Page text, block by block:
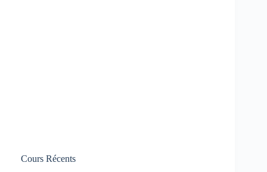
Cours Récents